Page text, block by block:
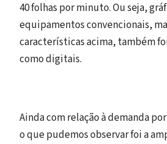
40 folhas por minuto. Ou seja,
equipamentos convencionais,
características acima, também
como digitais.
Ainda com relação à demanda
o que pudemos observar foi a